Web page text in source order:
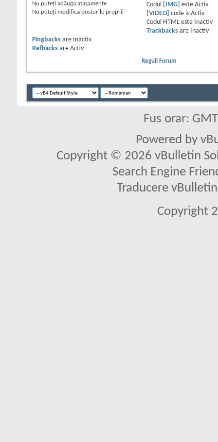
Nu puteţi adăuga ataşamente
Nu puteţi modifica posturile proprii
Codul
[IMG] este Activ
[VIDEO]
code is Activ
Codul HTML este
Inactiv
Trackbacksare
Inactiv
Pingbacks are
Inactiv
Refbacks are Activ
Reguli Forum
Fus orar:
Powered by
Copyright © 2026 vBulletin
Search Engine
Traducere
Copyright